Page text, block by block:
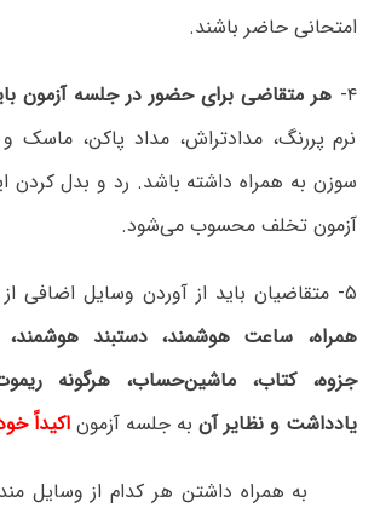
امتحانی حاضر باشند.
۴- هر متقاضی برای حضور در جلسه آزمون
نرم پررنگ، مدادتراش، مداد پاکن،
سوزن به همراه داشته باشد. رد و بدل کردن
آزمون تخلف محسوب می‌شود.
۵- متقاضیان باید از آوردن وسایل اضافی از جمله
همراه، ساعت هوشمند، دستبند هوشمند،
جزوه، کتاب، ماشین‌حساب، هرگونه
یادداشت و نظایر آن به جلسه آزمون اکیداً
به همراه داشتن هر کدام از وسایل